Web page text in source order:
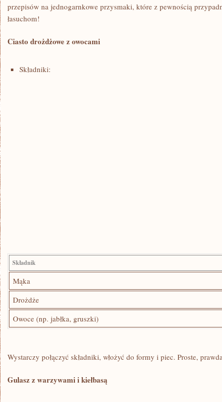
przepisów na⁤ jednogarnkowe‌ przysmaki, które ⁣z pewnością
łasuchom!
Ciasto drożdżowe z owocami
Składniki:
Składnik
Mąka
Drożdże
Owoce ‍(np. jabłka, gruszki)
Wystarczy połączyć składniki, włożyć do ​formy i⁣ piec. Proste,
Gulasz z warzywami i kiełbasą